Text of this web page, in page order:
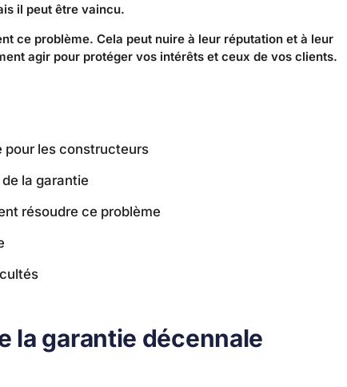
il peut être vaincu.
ce problème. Cela peut nuire à leur réputation et à leur
agir pour protéger vos intérêts et ceux de vos clients.
pour les constructeurs
la garantie
résoudre ce problème
la garantie décennale